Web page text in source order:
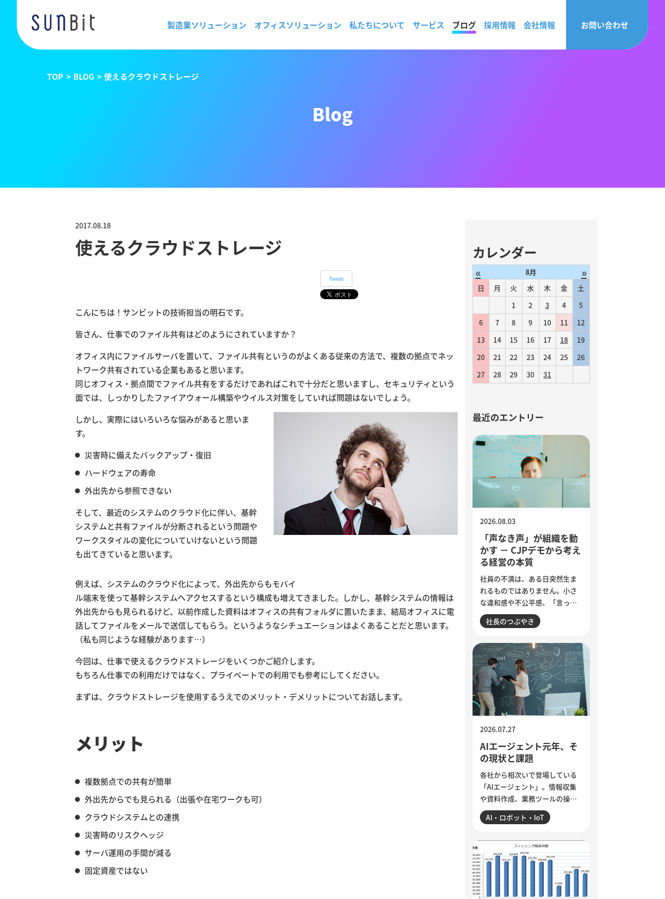
製造業ソリューション オフィスソリューション 私たちについて サービス ブログ 採用情報 会社情報 お問い合わせ
Blog
2017.08.18
使えるクラウドストレージ
Tweet
こんにちは！サンビットの技術担当の明石です。
皆さん、仕事でのファイル共有はどのようにされていますか？
オフィス内にファイルサーバを置いて、ファイル共有というのがよくある従来の方法で、複数の拠点でネッ
トワーク共有されている企業もあると思います。
同じオフィス・拠点間でファイル共有をするだけであればこれで十分だと思いますし、セキュリティという
面では、しっかりしたファイアウォール構築やウイルス対策をしていれば問題はないでしょう。
しかし、実際にはいろいろな悩みがあると思いま
す。
災害時に備えたバックアップ・復旧
ハードウェアの寿命
外出先から参照できない
そして、最近のシステムのクラウド化に伴い、基幹
システムと共有ファイルが分断されるという問題や
ワークスタイルの変化についていけないという問題
も出てきていると思います。
例えば、システムのクラウド化によって、外出先からもモバイ
ル端末を使って基幹システムへアクセスするという構成も増えてきました。しかし、基幹システムの情報は
外出先からも見られるけど、以前作成した資料はオフィスの共有フォルダに置いたまま、結局オフィスに電
話してファイルをメールで送信してもらう。というようなシチュエーションはよくあることだと思います。
（私も同じような経験があります…）
今回は、仕事で使えるクラウドストレージをいくつかご紹介します。
もちろん仕事での利用だけではなく、プライベートでの利用でも参考にしてください。
まずは、クラウドストレージを使用するうえでのメリット・デメリットについてお話します。
メリット
複数拠点での共有が簡単
外出先からでも見られる（出張や在宅ワークも可）
クラウドシステムとの連携
災害時のリスクヘッジ
サーバ運用の手間が減る
固定資産ではない
カレンダー
« 8月 »
日 月 火 水 木 金
土
1
2 3 4
5
6
7 8 9 10 11
12
13
14 15 16 17 18
19
20
21 22 23 24 25
26
27
28 29 30 31
最近のエントリー
「声なき声」が組織を動
かす － CJPデモから考え
る経営の本質
2026.08.03
社員の不満は、ある日突然生ま
れるものではありません。小さ
な違和感や不公平感、「言って
も変わらない」という諦めが積
み重なり、退職やエンゲージメ
インドで若者の抗議運動が教育
相の辞任につながった出来事か
ら、組織に潜む「声なき声」に
耳を傾け、問題の兆しに誠実に
向き合う経営のあり方を考えま
す。
社長のつぶやき
AIエージェント元年、そ
の現状と課題
2026.07.27
各社から相次いで登場している
「AIエージェント」。情報収集
や資料作成、業務ツールの操作
まで任せられるようになった一
方、現場では「思ったほど使え
す。各社のAIエージェント機能
を紹介するとともに、導入がう
まくいかない5つの理由を整理。
業務の棚卸しや手順の分解、品
質基準の明文化など、小さく試
AI・ロボット・IoT
TOP BLOG 使えるクラウドストレージ